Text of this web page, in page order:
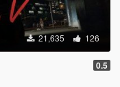
21,635 126
0.5